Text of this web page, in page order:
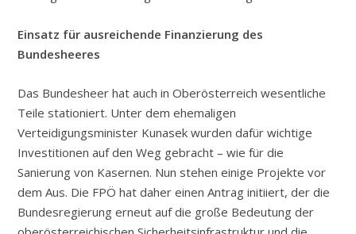
Einsatz für ausreichende Finanzierung des
Bundesheeres
Das Bundesheer hat auch in Oberösterreich wesentliche
Teile stationiert. Unter dem ehemaligen
Verteidigungsminister Kunasek wurden dafür wichtige
Investitionen auf den Weg gebracht – wie für die
Sanierung von Kasernen. Nun stehen einige Projekte vor
dem Aus. Die FPÖ hat daher einen Antrag initiiert, der die
Bundesregierung erneut auf die große Bedeutung der